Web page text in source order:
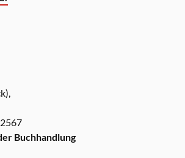
Buchhandlung